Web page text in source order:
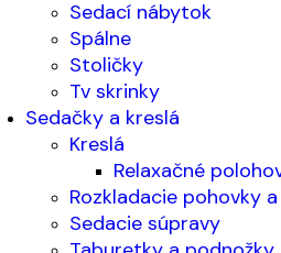
Sedací nábytok
Spálne
Stoličky
Tv skrinky
Sedačky a kreslá
Kreslá
Relaxačné
Rozkladacie pohovky
Sedacie súpravy